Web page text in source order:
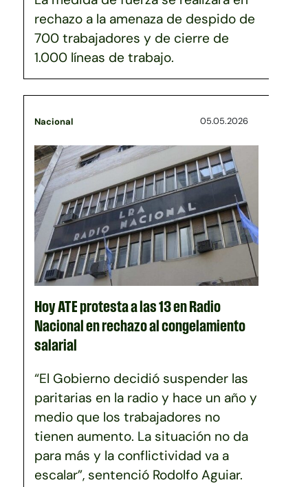
rechazo a la amenaza de despido de
700 trabajadores y de cierre de
1.000 líneas de trabajo.
Nacional 05.05.2026
Hoy ATE protesta a las 13 en Radio
Nacional en rechazo al congelamiento
salarial
“El Gobierno decidió suspender las
paritarias en la radio y hace un año y
medio que los trabajadores no
tienen aumento. La situación no da
para más y la conflictividad va a
escalar”, sentenció Rodolfo Aguiar.